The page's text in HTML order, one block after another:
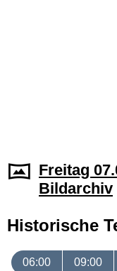
Freitag
Bildarchiv
Historische
06:00 09:00